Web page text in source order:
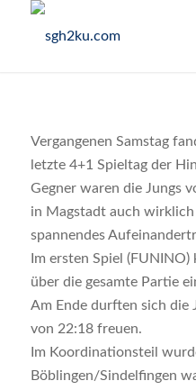
Vergangenen Samstag
letzte 4+1 Spieltag der
Gegner waren die Jungs
in Magstadt auch
spannendes
Im ersten Spiel
über die gesamte Partie
Am Ende durften sich die
von 22:18 freuen.
Im Koordinationsteil
Böblingen/Sindelfingen